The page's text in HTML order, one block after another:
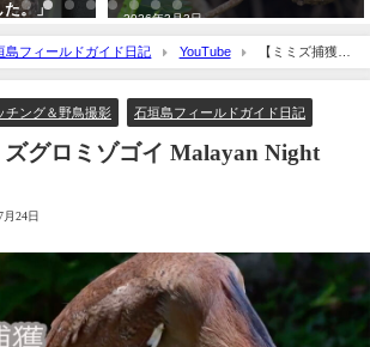
た。」
2026年3月3日
島フィールドガイド日記 YouTube
【ミミズ捕獲】
Heron
チング＆野鳥撮影 石垣島フィールドガイド日記
ズグロミゾゴイ Malayan Night
月24日